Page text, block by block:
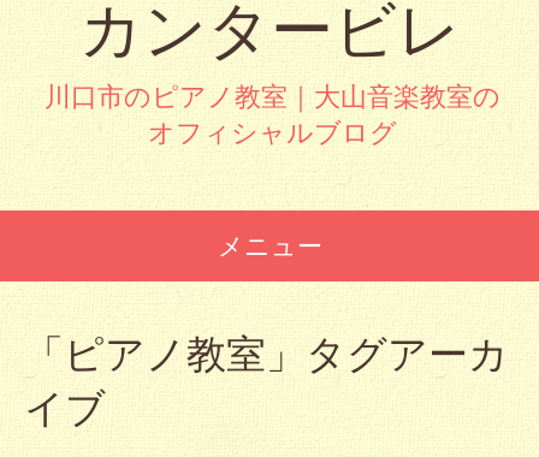
カンタービレ
川口市のピアノ教室｜大山音楽教室の
オフィシャルブログ
メニュー
「 ピアノ教室 」タグアーカ
イブ